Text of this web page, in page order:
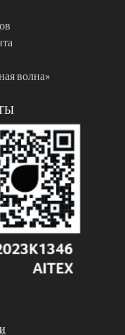
волна»